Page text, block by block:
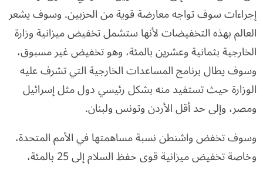
إجراءات سوف تواجه معارضة قوية من الحزبين. وسوف يشعر
العالم بهذه التخفيضات لأنها ستشمل تخفيض ميزانية وزارة
الخارجية بثمانية وعشرين بالمئة، وهو تخفيض غير مسبوق،
وسوف يطال برنامج المساعدات الخارجية التي تشرف عليه
الوزارة حيث تستفيد منه بشكل رئيسي دول مثل إسرائيل
ومصر، وإلى حد أقل الأردن وتونس ولبنان.
وسوف تخفض واشنطن نسبة مساهمتها في الأمم المتحدة،
وخاصة تخفيض ميزانية قوى حفظ السلام إلى 25 بالمئة،